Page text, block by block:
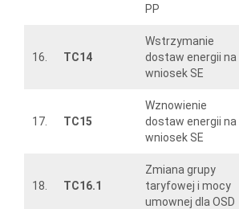
PP
16. TC14
Wstrzymanie
dostaw energii na
wniosek SE
17. TC15
Wznowienie
dostaw energii na
wniosek SE
18. TC16.1
Zmiana grupy
taryfowej i mocy
umownej dla OSD